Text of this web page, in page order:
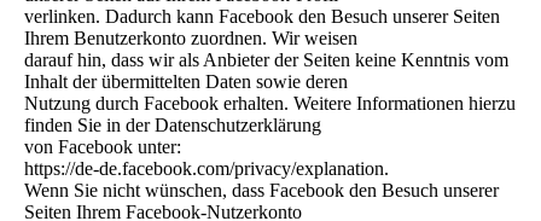
verlinken. Dadurch kann Facebook den Besuch unserer Seiten
Ihrem Benutzerkonto zuordnen. Wir weisen
darauf hin, dass wir als Anbieter der Seiten keine Kenntnis vom
Inhalt der übermittelten Daten sowie deren
Nutzung durch Facebook erhalten. Weitere Informationen hierzu
finden Sie in der Datenschutzerklärung
von Facebook unter:
https://de-de.facebook.com/privacy/explanation.
Wenn Sie nicht wünschen, dass Facebook den Besuch unserer
Seiten Ihrem Facebook-Nutzerkonto